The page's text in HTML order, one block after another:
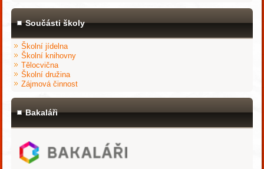
Součásti školy
Školní jídelna
Školní knihovny
Tělocvična
Školní družina
Zájmová činnost
Bakaláři